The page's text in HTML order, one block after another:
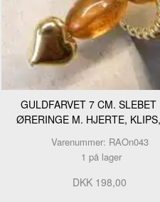
GULDFARVET 7 CM. SLEBET
ØRERINGE M. HJERTE,
Varenummer: RAOn043
1 på lager
DKK 198,00